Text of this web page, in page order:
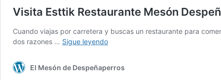
Visita Esttik Restaurante Mesón
Cuando viajas por carretera y buscas un restaurante para
dos razones … Sigue leyendoVisita
Mesón
El Mesón de Despeñaperros